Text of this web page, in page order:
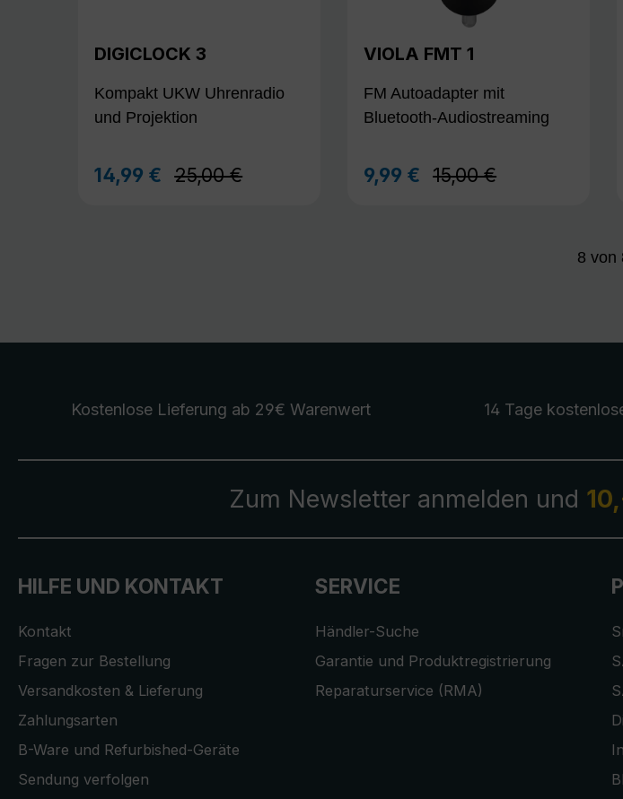
DIGICLOCK 3
Kompakt UKW Uhrenradio
und Projektion
Verkaufspreis:
14,99 € Regulärer Preis:
25,00 €
VIOLA FMT 1
FM Autoadapter mit
Bluetooth-Audiostreaming
Verkaufspreis:
9,99 € Regulärer Preis:
15,00 €
8 von
Kostenlose Lieferung ab 29€ Warenwert 14 Tage
Zum Newsletter anmelden und
HILFE UND KONTAKT
Kontakt
Fragen zur Bestellung
Versandkosten & Lieferung
Zahlungsarten
B-Ware und Refurbished-Geräte
Sendung verfolgen
SERVICE
Händler-Suche
Garantie und Produktregistrierung
Reparaturservice (RMA)